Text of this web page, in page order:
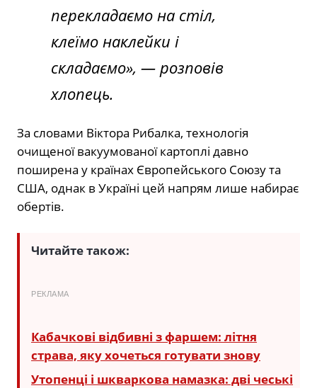
перекладаємо на стіл,
клеїмо наклейки і
складаємо», — розповів
хлопець.
За словами Віктора Рибалка, технологія
очищеної вакуумованої картоплі давно
поширена у країнах Європейського Союзу та
США, однак в Україні цей напрям лише набирає
обертів.
Читайте також:
РЕКЛАМА
Кабачкові відбивні з фаршем: літня
страва, яку хочеться готувати знову
Утопенці і шкваркова намазка: дві чеські